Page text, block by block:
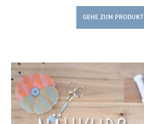
GEHE ZUM PRODUKT